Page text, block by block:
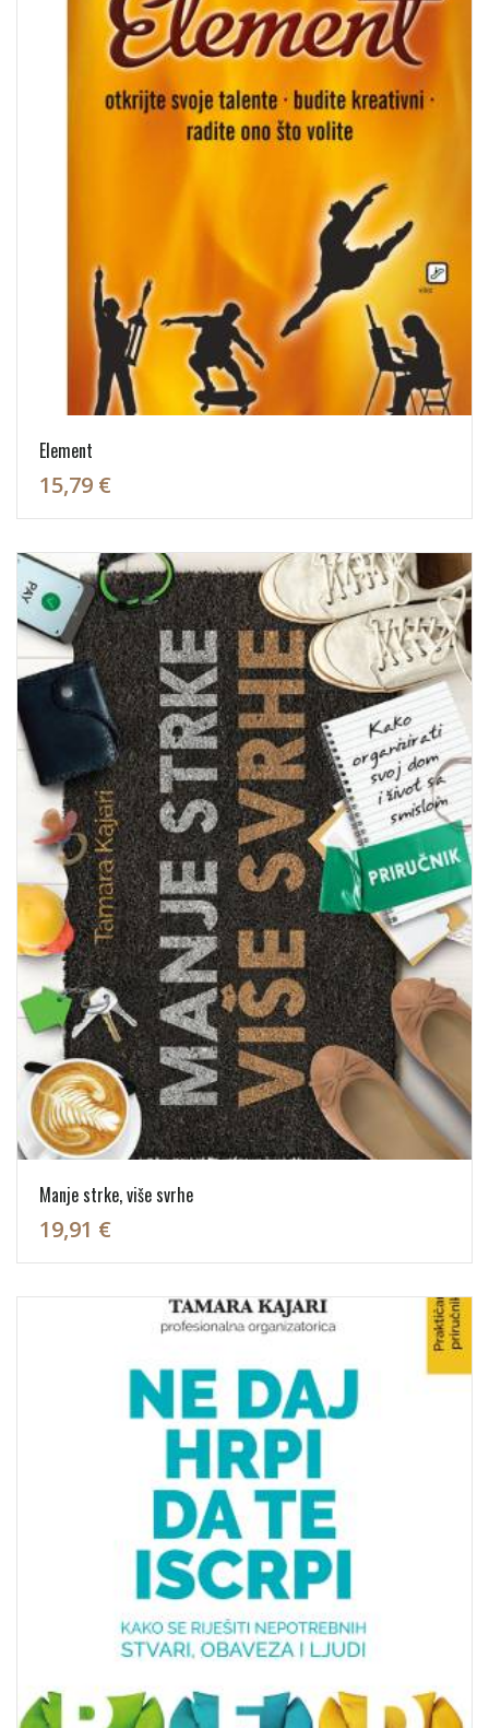
Element
15,79 €
Manje strke, više svrhe
19,91 €